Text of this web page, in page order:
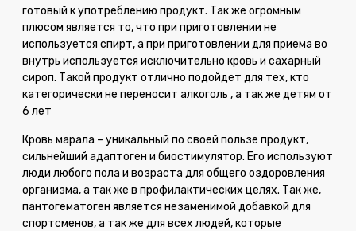
готовый к употреблению продукт. Так же огромным
плюсом является то, что при приготовлении не
используется спирт, а при приготовлении для приема во
внутрь используется исключительно кровь и сахарный
сироп. Такой продукт отлично подойдет для тех, кто
категорически не переносит алкоголь , а так же детям от
6 лет
Кровь марала – уникальный по своей пользе продукт,
сильнейший адаптоген и биостимулятор. Его используют
люди любого пола и возраста для общего оздоровления
организма, а так же в профилактических целях. Так же,
пантогематоген является незаменимой добавкой для
спортсменов, а так же для всех людей, которые